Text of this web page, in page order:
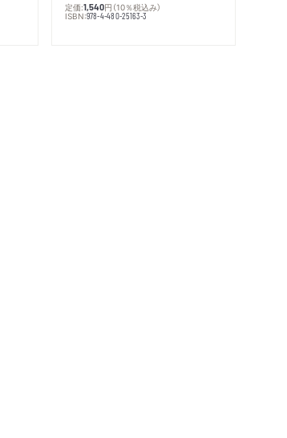
定価:1,540円 （10％税込み）
ISBN:978-4-480-25163-3